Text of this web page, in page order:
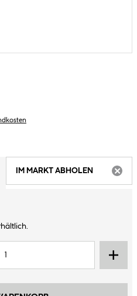
IM MARKT ABHOLEN